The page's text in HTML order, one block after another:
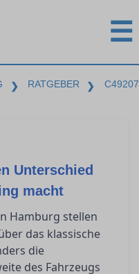
☰
❯ RATGEBER ❯ C49207
Unterschied
macht
Hamburg stellen
das klassische
die
des Fahrzeugs